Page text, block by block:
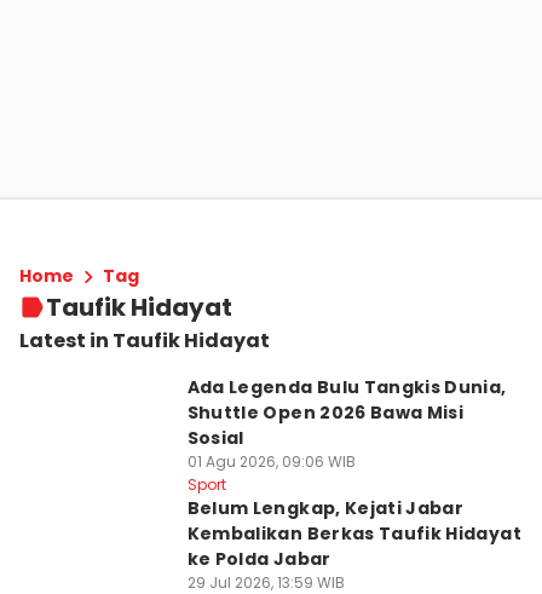
Home Tag
Taufik Hidayat
Latest in Taufik Hidayat
Ada Legenda Bulu Tangkis Dunia,
Shuttle Open 2026 Bawa Misi
Sosial
01 Agu 2026, 09:06 WIB
Sport
Belum Lengkap, Kejati Jabar
Kembalikan Berkas Taufik Hidayat
ke Polda Jabar
29 Jul 2026, 13:59 WIB